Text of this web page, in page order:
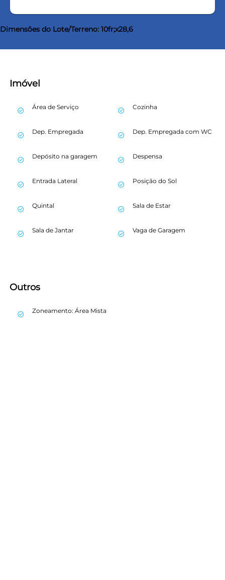
Dimensões do Lote/Terreno: 10fr;x28,6
Imóvel
check_circle_outline Área de Serviço check_circle_outline Cozinha
check_circle_outline Dep. Empregada check_circle_outline Dep. Empregada com WC
check_circle_outline Depósito na garagem check_circle_outline Despensa
check_circle_outline Entrada Lateral check_circle_outline Posição do Sol
check_circle_outline Quintal check_circle_outline Sala de Estar
check_circle_outline Sala de Jantar check_circle_outline Vaga de Garagem
Outros
check_circle_outline Zoneamento: Área Mista